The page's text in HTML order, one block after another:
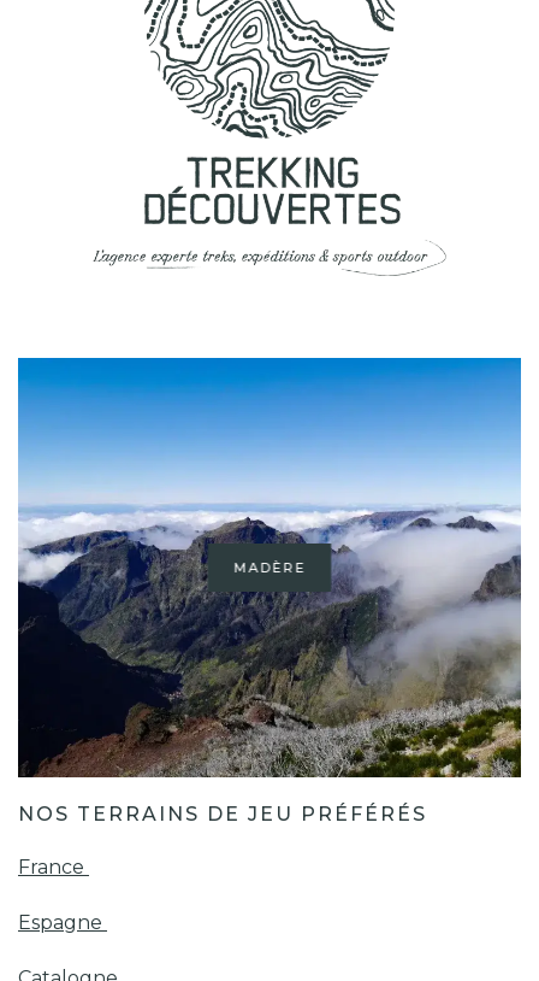
MADÈRE
NOS TERRAINS DE JEU PRÉFÉRÉS
France
Espagne